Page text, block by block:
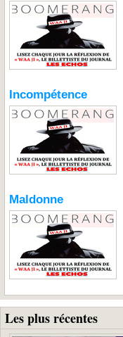
Incompétence
Maldonne
Les plus récentes